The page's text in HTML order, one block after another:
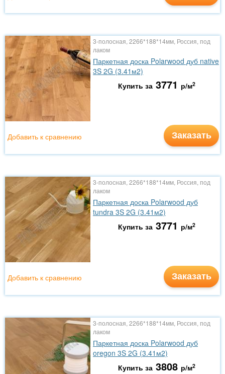
3-полосная, 2266*188*14мм, Россия, под
лаком
Паркетная доска Polarwood дуб native
3S 2G (3.41м2)
Купить за 3771 р/м2
Заказать
Добавить к сравнению
3-полосная, 2266*188*14мм, Россия, под
лаком
Паркетная доска Polarwood дуб
tundra 3S 2G (3.41м2)
Купить за 3771 р/м2
Заказать
Добавить к сравнению
3-полосная, 2266*188*14мм, Россия, под
лаком
Паркетная доска Polarwood дуб
oregon 3S 2G (3.41м2)
Купить за 3808 р/м2